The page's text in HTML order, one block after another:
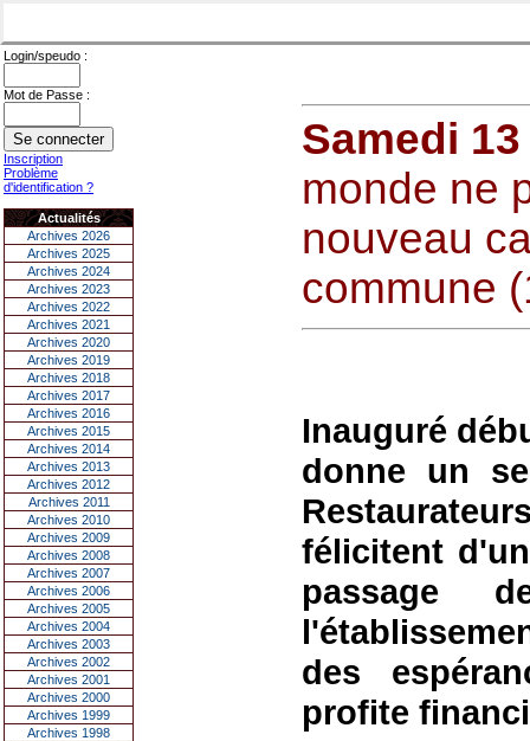
Login/speudo :
Mot de Passe :
Inscription
Problème
d'identification ?
Actualités
Archives 2026
Archives 2025
Archives 2024
Archives 2023
Archives 2022
Archives 2021
Archives 2020
Archives 2019
Archives 2018
Archives 2017
Archives 2016
Archives 2015
Archives 2014
Archives 2013
Archives 2012
Archives 2011
Archives 2010
Archives 2009
Archives 2008
Archives 2007
Archives 2006
Archives 2005
Archives 2004
Archives 2003
Archives 2002
Archives 2001
Archives 2000
Archives 1999
Archives 1998
Samedi
monde ne
nouveau
commune
Inauguré
donne un
félicitent
passage
des
profite